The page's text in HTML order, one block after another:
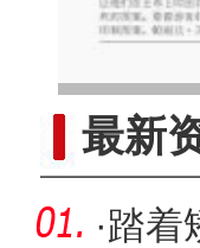
最新
·踏着